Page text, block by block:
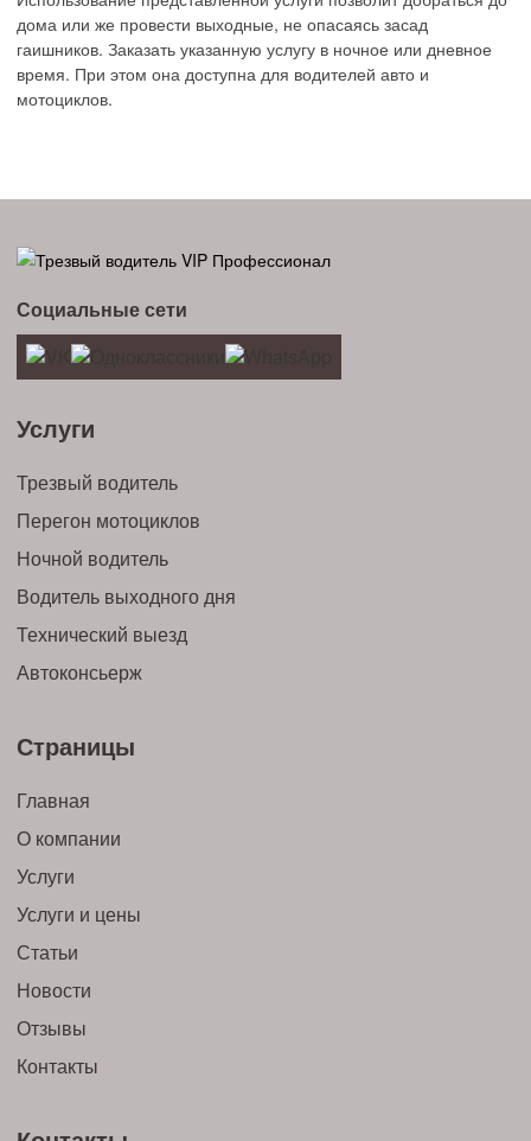
дома или же провести выходные, не опасаясь засад
гаишников. Заказать указанную услугу в ночное или дневное
время. При этом она доступна для водителей авто и
мотоциклов.
Социальные сети
Услуги
Трезвый водитель
Перегон мотоциклов
Ночной водитель
Водитель выходного дня
Технический выезд
Автоконсьерж
Страницы
Главная
О компании
Услуги
Услуги и цены
Статьи
Новости
Отзывы
Контакты